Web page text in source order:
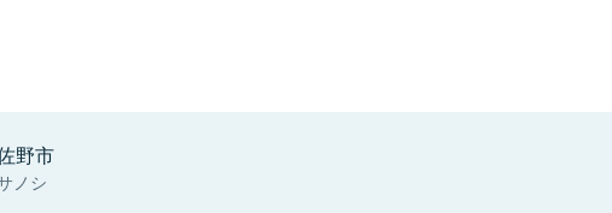
野市
ノシ